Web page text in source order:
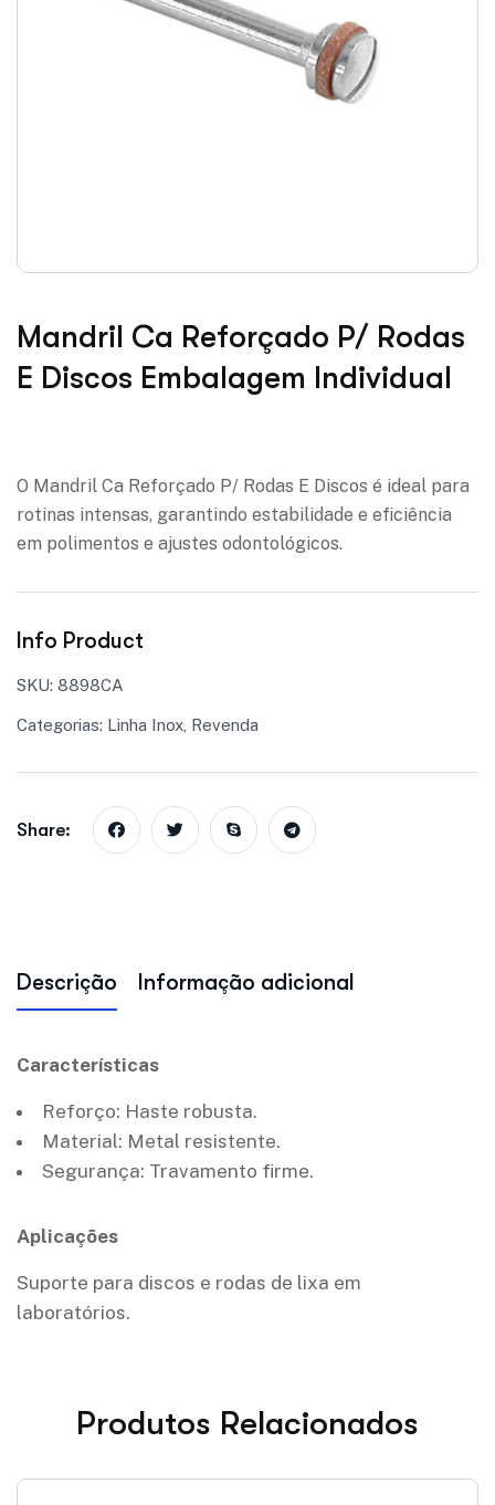
Mandril Ca Reforçado P/ Rodas
E Discos Embalagem Individual
O Mandril Ca Reforçado P/ Rodas E Discos é ideal para
rotinas intensas, garantindo estabilidade e eficiência
em polimentos e ajustes odontológicos.
Info Product
SKU: 8898CA
Categorias: Linha Inox Revenda
Share:
Descrição Informação adicional
Características
Reforço: Haste robusta.
Material: Metal resistente.
Segurança: Travamento firme.
Aplicações
Suporte para discos e rodas de lixa em
laboratórios.
Produtos Relacionados